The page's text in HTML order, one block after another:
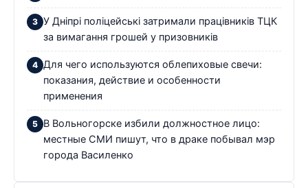
У Дніпрі поліцейські затримали працівників ТЦК
за вимагання грошей у призовників
Для чего используются облепиховые свечи:
показания, действие и особенности
применения
В Вольногорске избили должностное лицо:
местные СМИ пишут, что в драке побывал мэр
города Василенко